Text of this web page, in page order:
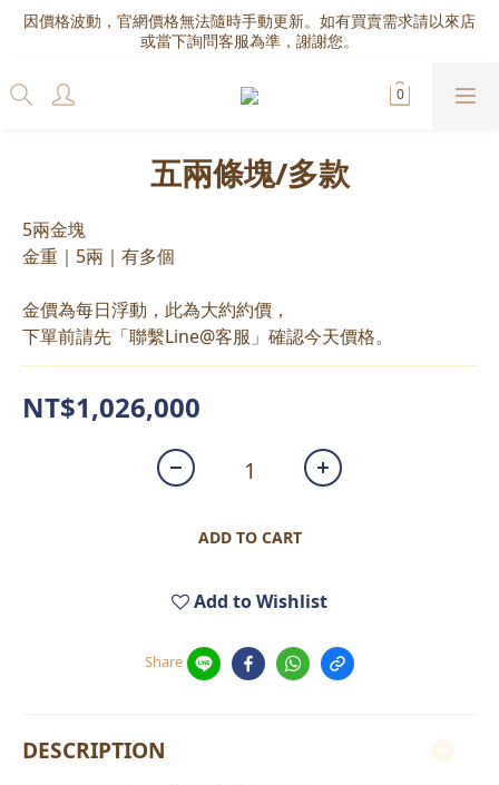
因價格波動，官網價格無法隨時手動更新。如有買賣需求請以來店
或當下詢問客服為準，謝謝您。
五兩條塊/多款
5兩金塊
金重｜5兩｜有多個
金價為每日浮動，此為大約約價，
下單前請先「聯繫Line@客服」確認今天價格。
NT$1,026,000
ADD TO CART
Add to Wishlist
Share
DESCRIPTION